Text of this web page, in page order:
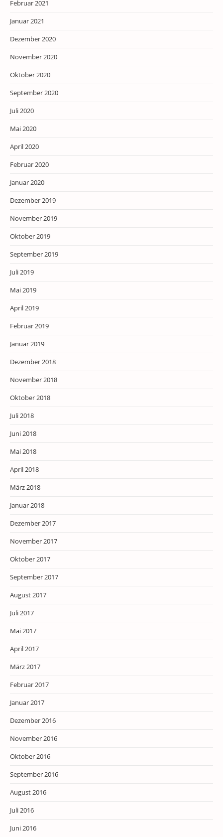
Februar 2021
Januar 2021
Dezember 2020
November 2020
Oktober 2020
September 2020
Juli 2020
Mai 2020
April 2020
Februar 2020
Januar 2020
Dezember 2019
November 2019
Oktober 2019
September 2019
Juli 2019
Mai 2019
April 2019
Februar 2019
Januar 2019
Dezember 2018
November 2018
Oktober 2018
Juli 2018
Juni 2018
Mai 2018
April 2018
März 2018
Januar 2018
Dezember 2017
November 2017
Oktober 2017
September 2017
August 2017
Juli 2017
Mai 2017
April 2017
März 2017
Februar 2017
Januar 2017
Dezember 2016
November 2016
Oktober 2016
September 2016
August 2016
Juli 2016
Juni 2016